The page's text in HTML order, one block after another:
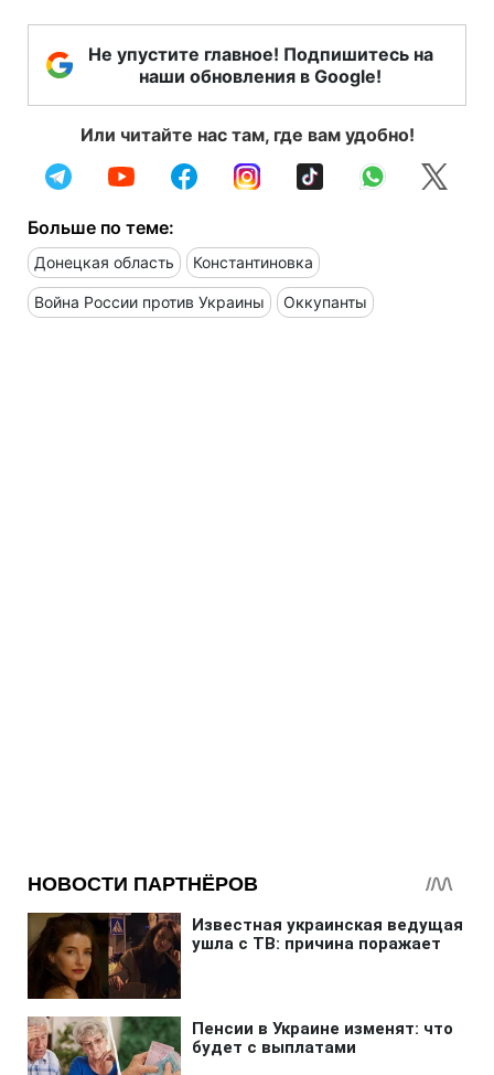
Не упустите главное! Подпишитесь на
наши обновления в Google!
Или читайте нас там, где вам удобно!
Больше по теме:
Донецкая область Константиновка
Война России против Украины Оккупанты